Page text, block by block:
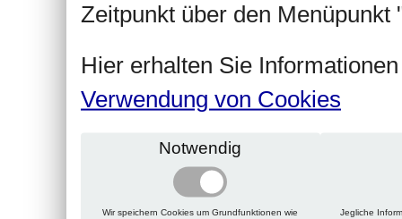
Zeitpunkt über den Menüpunkt
Hier erhalten Sie
Verwendung von Cookies
Notwendig
Wir speichern Cookies um Grundfunktionen wie
Jegliche